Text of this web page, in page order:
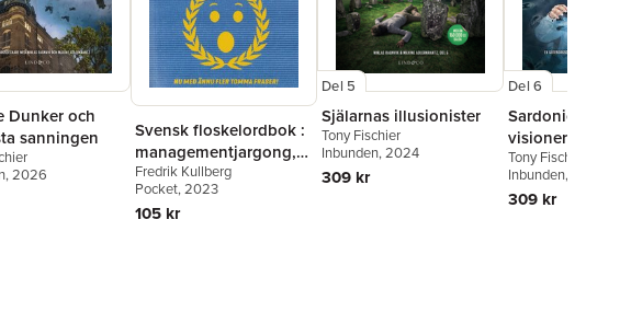
Dunker och
sanningen
, 2026
Svensk floskelordbok :
managementjargong,
politiska plattityder,
värdegrundsbabbel
Fredrik Kullberg
Pocket, 2023
105 kr
Del 5
Själarnas illusionister
Tony Fischier
Inbunden, 2024
309 kr
Del 6
Sardonicus
visioner
Tony Fischier
Inbunden, 2025
309 kr